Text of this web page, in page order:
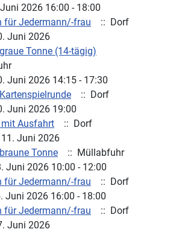
2026 16:00 - 18:00
für Jedermann/-frau
:: Dorf
Juni 2026
Tonne (14-tägig)
Juni 2026 14:15 - 17:30
:: Dorf
Juni 2026 19:00
Ausfahrt
:: Dorf
Juni 2026
Tonne
:: Müllabfuhr
Juni 2026 10:00 - 12:00
für Jedermann/-frau
:: Dorf
Juni 2026 16:00 - 18:00
für Jedermann/-frau
:: Dorf
Juni 2026